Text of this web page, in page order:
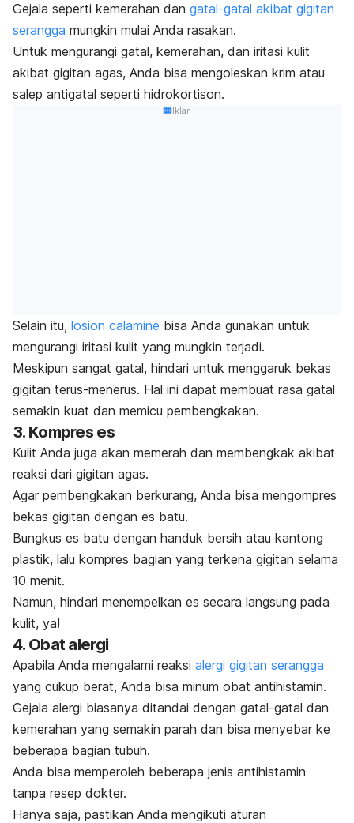
Gejala seperti kemerahan dan gatal-gatal akibat gigitan
serangga mungkin mulai Anda rasakan.
Untuk mengurangi gatal, kemerahan, dan iritasi kulit
akibat gigitan agas, Anda bisa mengoleskan krim atau
salep antigatal seperti hidrokortison.
Iklan
Selain itu, losion calamine bisa Anda gunakan untuk
mengurangi iritasi kulit yang mungkin terjadi.
Meskipun sangat gatal, hindari untuk menggaruk bekas
gigitan terus-menerus. Hal ini dapat membuat rasa gatal
semakin kuat dan memicu pembengkakan.
3. Kompres es
Kulit Anda juga akan memerah dan membengkak akibat
reaksi dari gigitan agas.
Agar pembengkakan berkurang, Anda bisa mengompres
bekas gigitan dengan es batu.
Bungkus es batu dengan handuk bersih atau kantong
plastik, lalu kompres bagian yang terkena gigitan selama
10 menit.
Namun, hindari menempelkan es secara langsung pada
kulit, ya!
4. Obat alergi
Apabila Anda mengalami reaksi alergi gigitan serangga
yang cukup berat, Anda bisa minum obat antihistamin.
Gejala alergi biasanya ditandai dengan gatal-gatal dan
kemerahan yang semakin parah dan bisa menyebar ke
beberapa bagian tubuh.
Anda bisa memperoleh beberapa jenis antihistamin
tanpa resep dokter.
Hanya saja, pastikan Anda mengikuti aturan